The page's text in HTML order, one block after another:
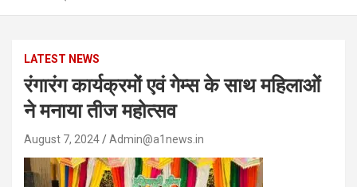
LATEST NEWS
रंगारंग कार्यक्रमों एवं गेम्स के साथ महिलाओं
ने मनाया तीज महोत्सव
August 7, 2024 Admin@a1news.in